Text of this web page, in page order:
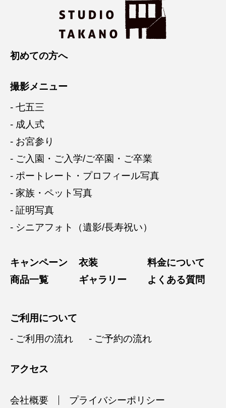
初めての方へ
撮影メニュー
- 七五三
- 成人式
- お宮参り
- ご入園・ご入学/ご卒園・ご卒業
- ポートレート・プロフィール写真
- 家族・ペット写真
- 証明写真
- シニアフォト（遺影/長寿祝い）
キャンペーン 衣装
料金について
商品一覧
ギャラリー よくある質問
ご利用について
- ご利用の流れ
- ご予約の流れ
アクセス
会社概要 プライバシーポリシー